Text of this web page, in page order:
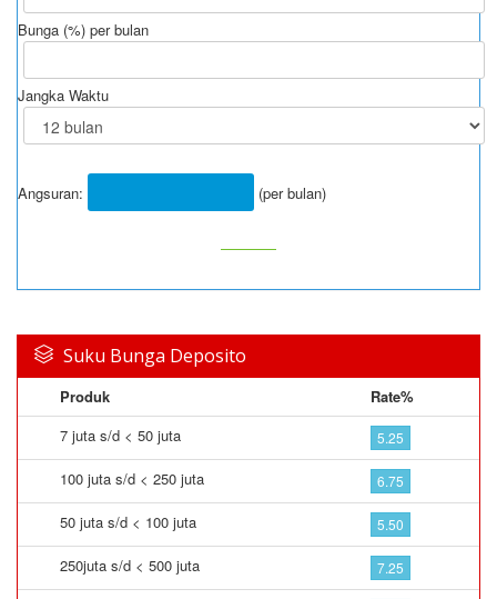
Bunga (%) per bulan
Jangka Waktu
Angsuran: (per bulan)
Suku Bunga Deposito
Produk
Rate%
7 juta s/d < 50 juta
5.25
100 juta s/d < 250 juta 6.75
50 juta s/d < 100 juta 5.50
250juta s/d < 500 juta 7.25